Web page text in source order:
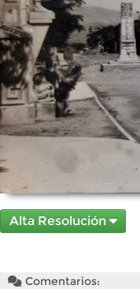
Alta Resolución
Comentarios: